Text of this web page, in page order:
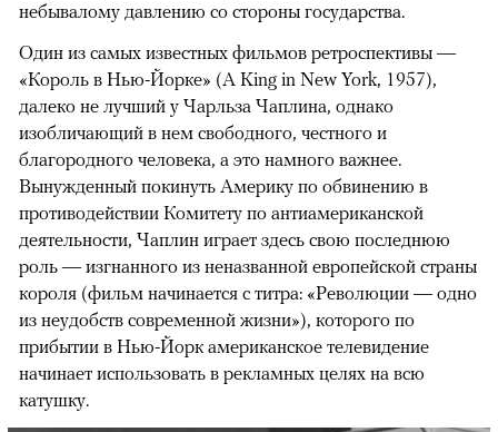
небывалому давлению со стороны государства.
Один из самых известных фильмов ретроспективы —
«Король в Нью-Йорке» (A King in New York, 1957),
далеко не лучший у Чарльза Чаплина, однако
изобличающий в нем свободного, честного и
благородного человека, а это намного важнее.
Вынужденный покинуть Америку по обвинению в
противодействии Комитету по антиамериканской
деятельности, Чаплин играет здесь свою последнюю
роль — изгнанного из неназванной европейской страны
короля (фильм начинается с титра: «Революции — одно
из неудобств современной жизни»), которого по
прибытии в Нью-Йорк американское телевидение
начинает использовать в рекламных целях на всю
катушку.